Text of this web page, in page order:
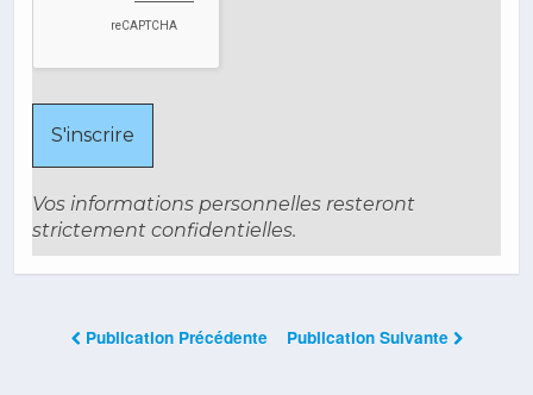
Vos informations personnelles resteront
strictement confidentielles.
Publication Précédente Publication Suivante